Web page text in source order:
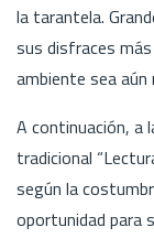
la tarantela.
sus disfraces
ambiente sea aún
A continuación, a
tradicional
según la
oportunidad para